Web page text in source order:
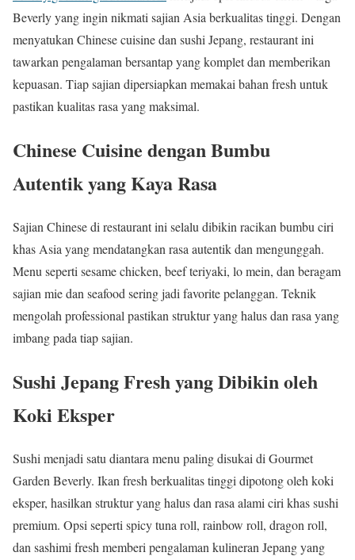
Beverly yang ingin nikmati sajian Asia berkualitas tinggi. Dengan
menyatukan Chinese cuisine dan sushi Jepang, restaurant ini
tawarkan pengalaman bersantap yang komplet dan memberikan
kepuasan. Tiap sajian dipersiapkan memakai bahan fresh untuk
pastikan kualitas rasa yang maksimal.
Chinese Cuisine dengan Bumbu
Autentik yang Kaya Rasa
Sajian Chinese di restaurant ini selalu dibikin racikan bumbu ciri
khas Asia yang mendatangkan rasa autentik dan mengunggah.
Menu seperti sesame chicken, beef teriyaki, lo mein, dan beragam
sajian mie dan seafood sering jadi favorite pelanggan. Teknik
mengolah professional pastikan struktur yang halus dan rasa yang
imbang pada tiap sajian.
Sushi Jepang Fresh yang Dibikin oleh
Koki Eksper
Sushi menjadi satu diantara menu paling disukai di Gourmet
Garden Beverly. Ikan fresh berkualitas tinggi dipotong oleh koki
eksper, hasilkan struktur yang halus dan rasa alami ciri khas sushi
premium. Opsi seperti spicy tuna roll, rainbow roll, dragon roll,
dan sashimi fresh memberi pengalaman kulineran Jepang yang